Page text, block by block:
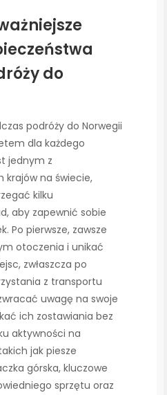
do
podróży do Norwegii
dla każdego
jednym z
krajów na świecie,
kilku
aby zapewnić sobie
Po pierwsze, zawsze
otoczenia i unikać
zwłaszcza po
z transportu
uwagę na swoje
ich zostawiania bez
aktywności na
jak piesze
górska, kluczowe
sprzętu oraz